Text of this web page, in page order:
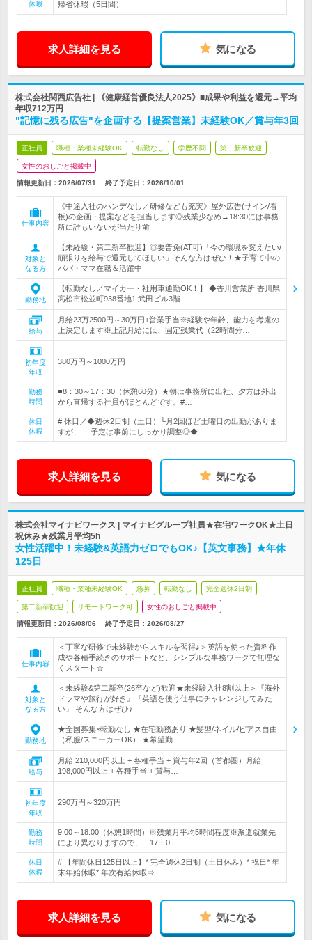
休暇
帰省休暇（5日間）
求人詳細を見る 気になる
株式会社関西広告社 | 《健康経営優良法人2025》■成果や利益を還元→平均
年収712万円
"記憶に残る広告"を企画する【提案営業】未経験OK／賞与年3回
正社員 職種・業種未経験OK 転勤なし 学歴不問 第二新卒歓迎
女性のおしごと掲載中
情報更新日：2026/07/31 終了予定日： 2026/10/01
仕事内容
《中途入社のハンデなし／研修なども充実》屋外広告(サイン/看
板)の企画・提案などを担当します◎残業少なめ→18:30には事務
所に誰もいないが当たり前
対象と
なる方
【未経験・第二新卒歓迎】◎要普免(AT可)「今の環境を変えたい/
頑張りを給与で還元してほしい」そんな方はぜひ！★子育て中の
パパ・ママ在籍＆活躍中
勤務地
【転勤なし／マイカー・社用車通勤OK！】 ◆香川営業所 香川県
高松市松並町938番地1 武田ビル3階
給与
月給23万2500円～30万円+営業手当※経験や年齢、能力を考慮の
上決定します※上記月給には、固定残業代（22時間分…
初年度
年収
380万円～1000万円
勤務
時間
■8：30～17：30（休憩60分）★朝は事務所に出社、夕方は外出
から直帰する社員がほとんどです。#…
休日
休暇
# 休日／◆週休2日制（土日）└月2回ほど土曜日の出勤がありま
すが、 予定は事前にしっかり調整◎◆…
求人詳細を見る 気になる
株式会社マイナビワークス | マイナビグループ社員★在宅ワークOK★土日
祝休み★残業月平均5h
女性活躍中！未経験&英語力ゼロでもOK♪【英文事務】★年休
125日
正社員 職種・業種未経験OK 急募 転勤なし 完全週休2日制
第二新卒歓迎 リモートワーク可 女性のおしごと掲載中
情報更新日：2026/08/06 終了予定日： 2026/08/27
仕事内容
＜丁寧な研修で未経験からスキルを習得♪＞英語を使った資料作
成や各種手続きのサポートなど、シンプルな事務ワークで無理な
くスタート☆
対象と
なる方
＜未経験&第二新卒(26卒など)歓迎★未経験入社8割以上＞『海外
ドラマや旅行が好き』『英語を使う仕事にチャレンジしてみた
い』 そんな方はぜひ♪
勤務地
★全国募集×転勤なし ★在宅勤務あり ★髪型/ネイル/ピアス自由
（私服/スニーカーOK） ★希望勤…
給与
月給 210,000円以上 + 各種手当 + 賞与年2回（首都圏）月給
198,000円以上 + 各種手当 + 賞与…
初年度
年収
290万円～320万円
勤務
時間
9:00～18:00（休憩1時間）※残業月平均5時間程度※派遣就業先
により異なりますので、 17：0…
休日
休暇
# 【年間休日125日以上】* 完全週休2日制（土日休み）* 祝日* 年
末年始休暇* 年次有給休暇⇒…
求人詳細を見る 気になる